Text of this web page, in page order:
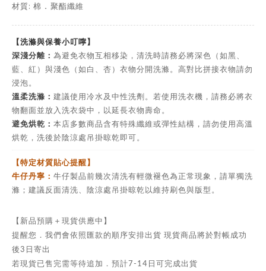
材質: 棉 ． 聚酯纖維
【洗滌與保養小叮嚀】
深淺分離： 為避免衣物互相移染，清洗時請務必將深色（如黑、
藍、紅）與淺色（如白、杏）衣物分開洗滌。高對比拼接衣物請勿
浸泡。
溫柔洗滌： 建議使用冷水及中性洗劑。若使用洗衣機，請務必將衣
物翻面並放入洗衣袋中，以延長衣物壽命。
避免烘乾： 本店多數商品含有特殊纖維或彈性結構，請勿使用高溫
烘乾，洗後於陰涼處吊掛晾乾即可。
【特定材質貼心提醒】
牛仔丹寧： 牛仔製品前幾次清洗有輕微褪色為正常現象，請單獨洗
滌；建議反面清洗、陰涼處吊掛晾乾以維持刷色與版型。
【新品預購＋現貨供應中】
提醒您．我們會依照匯款的順序安排出貨 現貨商品將於對帳成功
後3日寄出
若現貨已售完需等待追加．預計7-14日可完成出貨